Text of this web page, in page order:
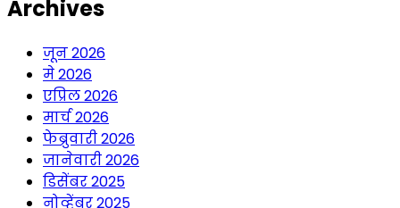
Archives
जून 2026
मे 2026
एप्रिल 2026
मार्च 2026
फेब्रुवारी 2026
जानेवारी 2026
डिसेंबर 2025
नोव्हेंबर 2025